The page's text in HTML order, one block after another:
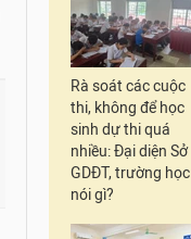
Rà soát các cuộc
thi, không để học
sinh dự thi quá
nhiều: Đại diện Sở
GDĐT, trường học
nói gì?